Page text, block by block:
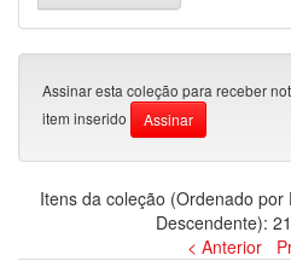
Assinar esta coleção para receber
item inserido
Itens da coleção (Ordenado
Descendente):
< Anterior